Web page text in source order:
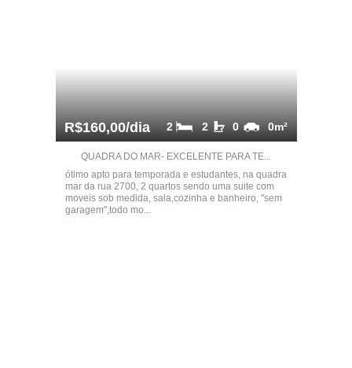
R$160,00/dia 0m²
0
2
2
QUADRA DO MAR- EXCELENTE PARA TE...
ótimo apto para temporada e estudantes, na quadra
mar da rua 2700, 2 quartos sendo uma suite com
moveis sob medida, sala,cozinha e banheiro, "sem
garagem",todo mo...